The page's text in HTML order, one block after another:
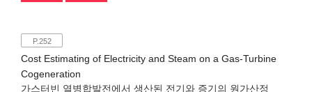
P.252
Cost Estimating of Electricity and Steam on a Gas-Turbine
Cogeneration
가스터빈 열병합발전에서 생산된 전기와 증기의 원가산정